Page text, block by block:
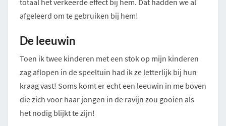
afgeleerd om te gebruiken bij hem!
De leeuwin
Toen ik twee kinderen met een stok op mijn kinderen
zag aflopen in de speeltuin had ik ze letterlijk bij hun
kraag vast! Soms komt er echt een leeuwin in me boven
die zich voor haar jongen in de ravijn zou gooien als
het nodig blijkt te zijn!